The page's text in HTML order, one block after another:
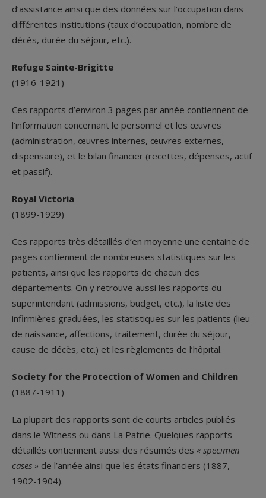
d’assistance ainsi que des données sur l’occupation dans
différentes institutions (taux d’occupation, nombre de
décès, durée du séjour, etc.).
Refuge Sainte-Brigitte
(1916-1921)
Ces rapports d’environ 3 pages par année contiennent de
l’information concernant le personnel et les œuvres
(administration, œuvres internes, œuvres externes,
dispensaire), et le bilan financier (recettes, dépenses, actif
et passif).
Royal Victoria
(1899-1929)
Ces rapports très détaillés d’en moyenne une centaine de
pages contiennent de nombreuses statistiques sur les
patients, ainsi que les rapports de chacun des
départements. On y retrouve aussi les rapports du
superintendant (admissions, budget, etc.), la liste des
infirmières graduées, les statistiques sur les patients (lieu
de naissance, affections, traitement, durée du séjour,
cause de décès, etc.) et les règlements de l’hôpital.
Society for the Protection of Women and Children
(1887-1911)
La plupart des rapports sont de courts articles publiés
dans le Witness ou dans La Patrie. Quelques rapports
détaillés contiennent aussi des résumés des « specimen
cases » de l’année ainsi que les états financiers (1887,
1902-1904).